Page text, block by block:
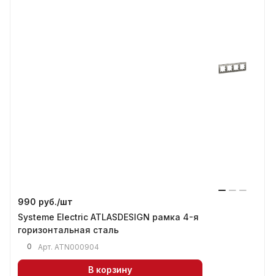
990 руб./шт
Systeme Electric ATLASDESIGN рамка 4-я
горизонтальная сталь
0 Арт. ATN000904
В корзину